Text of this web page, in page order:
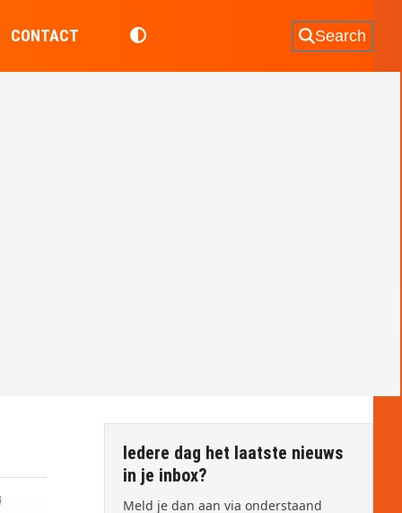
CONTACT Search
Iedere dag het laatste nieuws
in je inbox?
Meld je dan aan via onderstaand